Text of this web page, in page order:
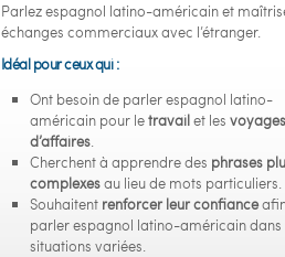
Parlez espagnol latino-américain et
échanges commerciaux avec l’étranger.
Idéal pour ceux qui :
Ont besoin de parler espagnol latino-
américain pour letravailet les voyages
d’affaires.
Cherchent à apprendre des phrases
complexesau lieu de mots particuliers.
Souhaitent renforcer leur confiance
parler espagnol latino-américain dans
situations variées.